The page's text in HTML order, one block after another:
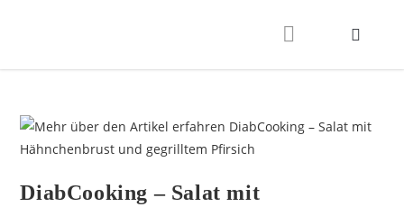
DiabCooking – Salat mit